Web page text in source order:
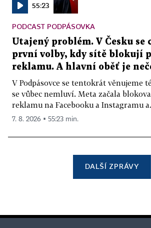
55:23
PODCAST PODPÁSOVKA
Utajený problém. V Česku se
první volby, kdy sítě blokují
reklamu. A hlavní oběť je
V Podpásovce se tentokrát věnujeme
se vůbec nemluví. Meta začala
reklamu na Facebooku a Instagramu
7. 8. 2026 ▪ 55:23 min.
DALŠÍ ZPRÁVY